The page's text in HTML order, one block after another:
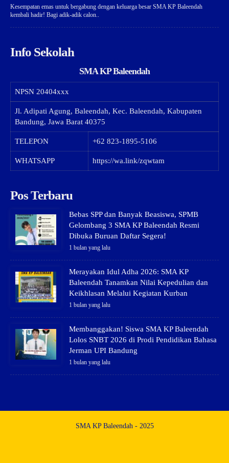
Kesempatan emas untuk bergabung dengan keluarga besar SMA KP Baleendah
kembali hadir! Bagi adik-adik calon..
Info Sekolah
SMA KP Baleendah
NPSN 20404xxx
Jl. Adipati Agung, Baleendah, Kec. Baleendah, Kabupaten
Bandung, Jawa Barat 40375
TELEPON +62 823-1895-5106
WHATSAPP https://wa.link/zqwtam
Pos Terbaru
Bebas SPP dan Banyak Beasiswa, SPMB
Gelombang 3 SMA KP Baleendah Resmi
Dibuka Buruan Daftar Segera!
1 bulan yang lalu
Merayakan Idul Adha 2026: SMA KP
Baleendah Tanamkan Nilai Kepedulian dan
Keikhlasan Melalui Kegiatan Kurban
1 bulan yang lalu
Membanggakan! Siswa SMA KP Baleendah
Lolos SNBT 2026 di Prodi Pendidikan Bahasa
Jerman UPI Bandung
1 bulan yang lalu
SMA KP Baleendah - 2025